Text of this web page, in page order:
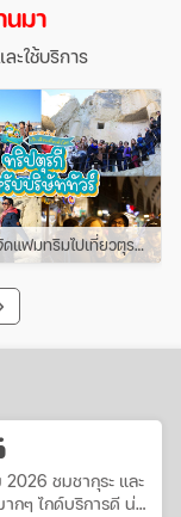
มา
ะใช้บริการ
ทริปตุรกี จัดแฟมทริมไปเที่ยวตุรกีกับเหล่าบรรดาบริษัททัวร์ และเอเยนต์ทัวร์ ทริปนี้ขึ้นบอลลูนสนุกมาก
กุระ และ
กๆ ไกด์บริการดี น่า